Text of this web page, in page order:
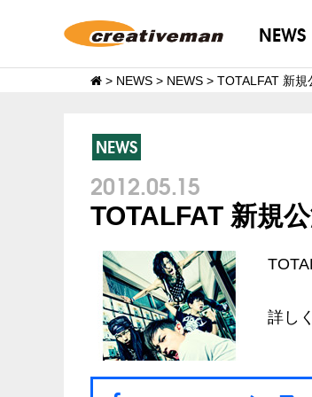
NEWS
> NEWS > NEWS > TOTALFAT 新規
NEWS
2012.05.15
TOTALFAT 新規公
詳し